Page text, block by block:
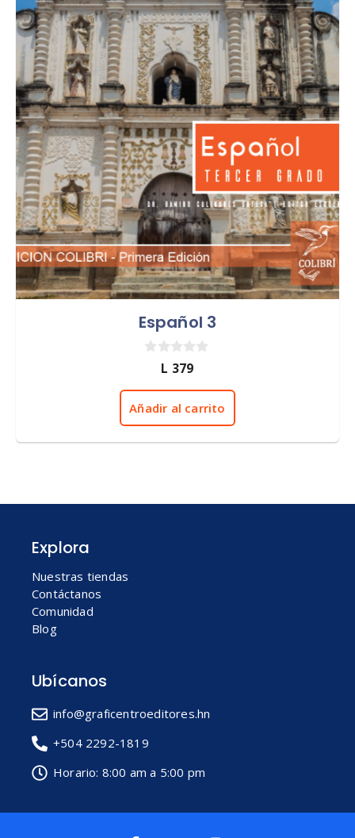
Español 3
e
L 379
Añadir al carrito
Explora
Nuestras tiendas
Contáctanos
Comunidad
Blog
Ubícanos
info@graficentroeditores.hn
+504 2292-1819
Horario: 8:00 am a 5:00 pm